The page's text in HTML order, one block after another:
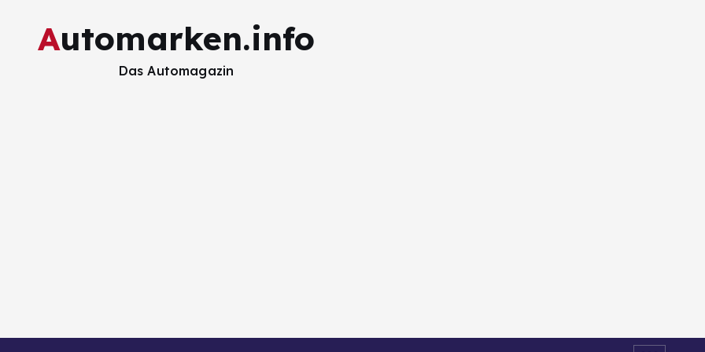
Automarken.info
Das Automagazin